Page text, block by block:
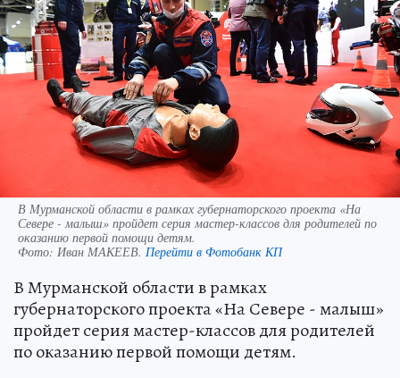
В Мурманской области в рамках губернаторского проекта «На
Севере - малыш» пройдет серия мастер-классов для родителей по
оказанию первой помощи детям.
Фото: Иван МАКЕЕВ. Перейти в Фотобанк КП
В Мурманской области в рамках
губернаторского проекта «На Севере - малыш»
пройдет серия мастер-классов для родителей
по оказанию первой помощи детям.